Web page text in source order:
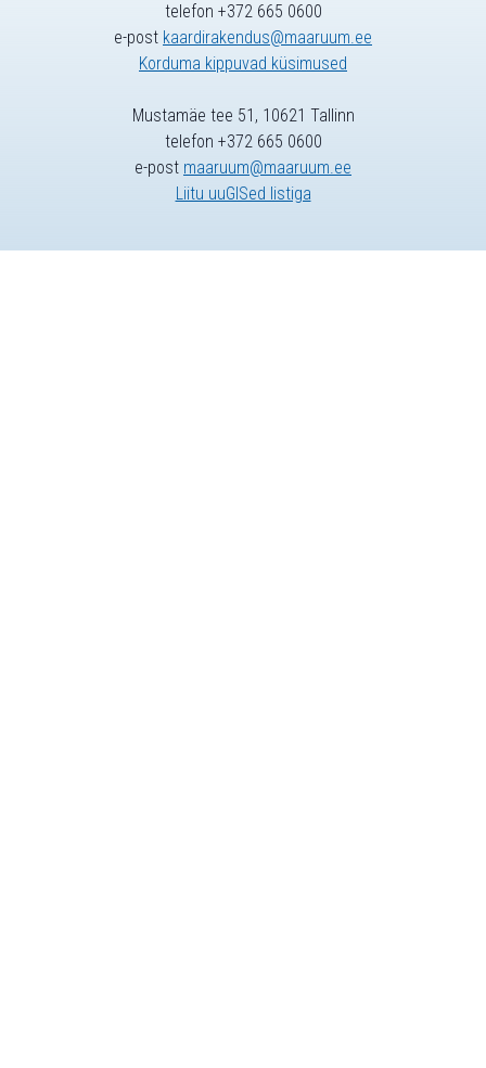
telefon +372 665 0600
e-post kaardirakendus@maaruum.ee
Korduma kippuvad küsimused
Mustamäe tee 51, 10621 Tallinn
telefon +372 665 0600
e-post maaruum@maaruum.ee
Liitu uuGISed listiga